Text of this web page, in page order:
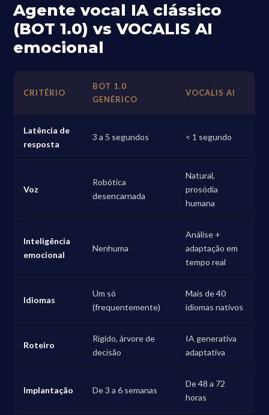
Agente vocal IA clássico
(BOT 1.0) vs VOCALIS AI
emocional
CRITÉRIO
BOT 1.0
GENÉRICO
VOCALIS AI
Latência de
resposta
3 a 5 segundos < 1 segundo
Voz
Robótica
desencarnada
Natural,
prosódia
humana
Inteligência
emocional
Nenhuma
Análise +
adaptação em
tempo real
Idiomas
Um só
(frequentemente)
Mais de 40
idiomas nativos
Roteiro
Rígido, árvore de
decisão
IA generativa
adaptativa
Implantação De 3 a 6 semanas
De 48 a 72
horas